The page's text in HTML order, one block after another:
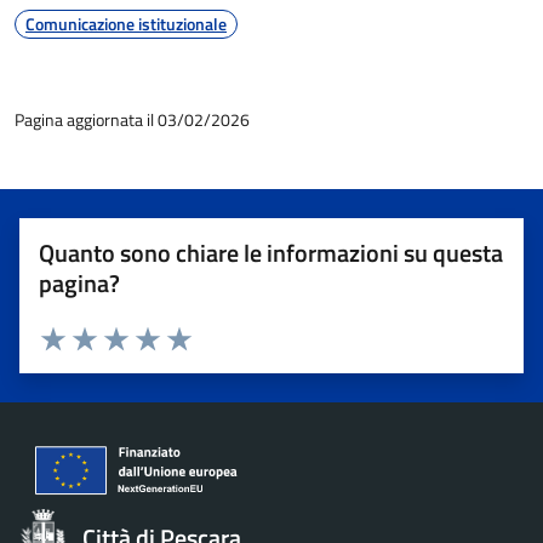
Comunicazione istituzionale
Pagina aggiornata il 03/02/2026
Quanto sono chiare le informazioni su questa
pagina?
Valuta 5 stelle su 5
Valuta 4 stelle su 5
Valuta 3 stelle su 5
Valuta 2 stelle su 5
Valuta 1 stelle su 5